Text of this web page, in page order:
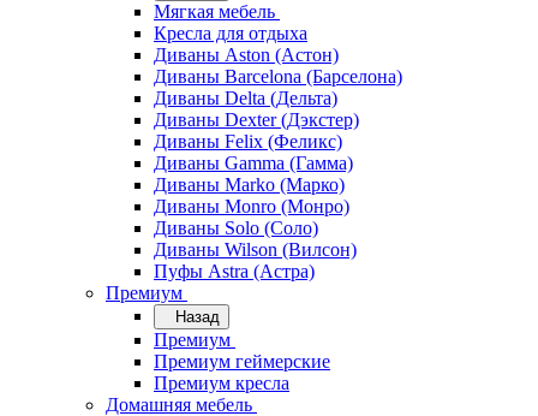
Мягкая мебель
Кресла для отдыха
Диваны Aston (Астон)
Диваны Barcelona (Барселона)
Диваны Delta (Дельта)
Диваны Dexter (Дэкстер)
Диваны Felix (Феликс)
Диваны Gamma (Гамма)
Диваны Marko (Марко)
Диваны Monro (Монро)
Диваны Solo (Соло)
Диваны Wilson (Вилсон)
Пуфы Astra (Астра)
Премиум
Назад
Премиум
Премиум геймерские
Премиум кресла
Домашняя мебель